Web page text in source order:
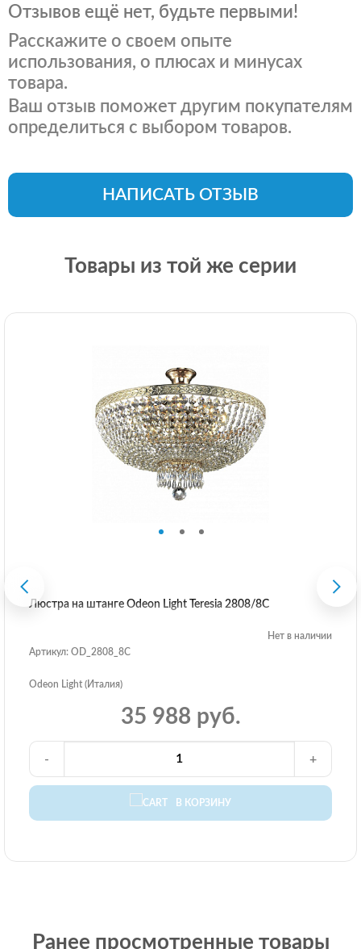
Отзывов ещё нет, будьте первыми!
Расскажите о своем опыте
использования, о плюсах и минусах
товара.
Ваш отзыв поможет другим покупателям
определиться с выбором товаров.
НАПИСАТЬ ОТЗЫВ
Товары из той же серии
Люстра на штанге Odeon Light Teresia 2808/8C
Нет в наличии
Артикул: OD_2808_8C
Odeon Light (Италия)
35 988 руб.
В КОРЗИНУ
- +
Ранее просмотренные товары